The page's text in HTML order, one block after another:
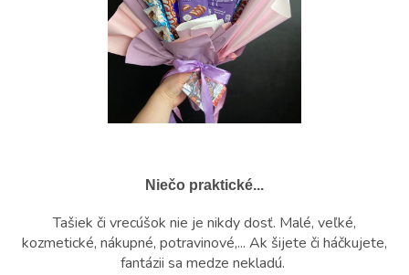
Niečo praktické...
Tašiek či vrecúšok nie je nikdy dosť. Malé, veľké,
kozmetické, nákupné, potravinové,... Ak šijete či háčkujete,
fantázii sa medze nekladú.